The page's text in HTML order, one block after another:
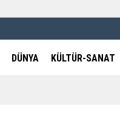
DÜNYA KÜLTÜR-SANAT